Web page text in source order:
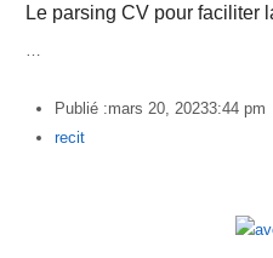
Le parsing CV pour faciliter
Publié :mars 20, 20233:44 pm
Author
recit